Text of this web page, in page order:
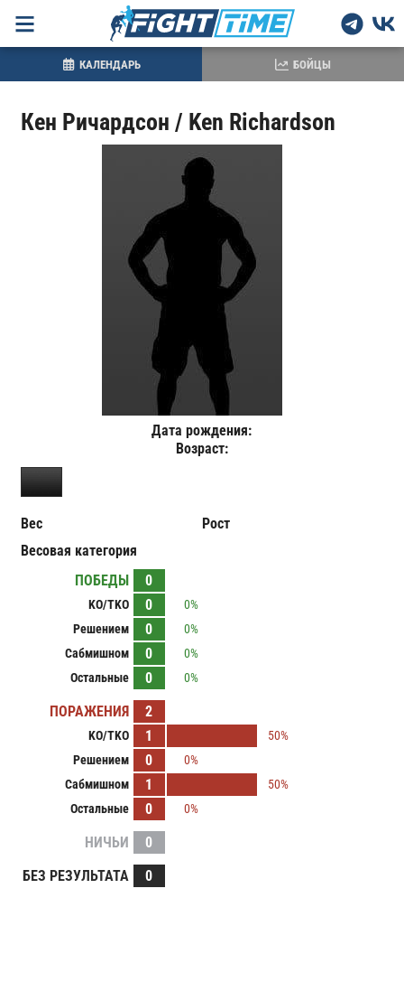
Кен Ричардсон / Ken Richardson
Дата рождения:
Возраст:
Вес
Рост
Весовая категория
ПОБЕДЫ
0
KO/TKO 0
0%
Решением
0
0%
Сабмишном
0
0%
Остальные
0 0%
ПОРАЖЕНИЯ 2
KO/TKO 1
50%
Решением
0
0%
Сабмишном
1
50%
Остальные
0 0%
НИЧЬИ
0
БЕЗ РЕЗУЛЬТАТА
0
КАЛЕНДАРЬ БОЙЦЫ